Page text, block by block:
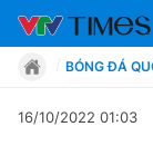
BÓNG ĐÁ
Move
16/10/2022 01:03